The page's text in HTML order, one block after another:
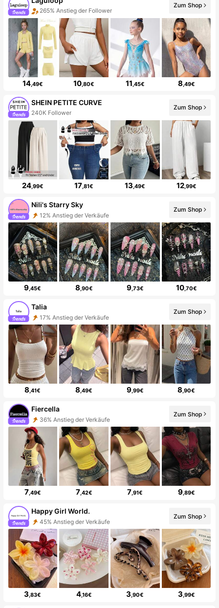
265% Anstieg der Follower
Zum Shop
14,49€ 10,80€ 11,45€ 8,49€
SHEIN PETITE CURVE
240K Follower
Zum Shop
24,99€ 17,81€ 13,49€ 12,99€
Nili's Starry Sky
12% Anstieg der Verkäufe
Zum Shop
9,45€ 8,90€ 9,73€ 10,70€
Talia
17% Anstieg der Verkäufe
Zum Shop
8,41€ 8,49€ 9,99€ 8,90€
Fiercella
36% Anstieg der Verkäufe
Zum Shop
7,49€ 7,42€ 7,91€ 9,89€
Happy Girl World.
45% Anstieg der Verkäufe
Zum Shop
3,83€ 4,16€ 3,90€ 3,99€